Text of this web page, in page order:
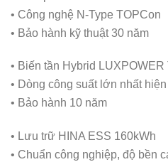
• Công nghệ N-Type TOPCon
• Bảo hành kỹ thuật 30 năm
• Biến tần Hybrid LUXPOWER
• Dòng công suất lớn nhất
• Bảo hành 10 năm
• Lưu trữ HINA ESS 160kWh
• Chuẩn công nghiệp, độ bền